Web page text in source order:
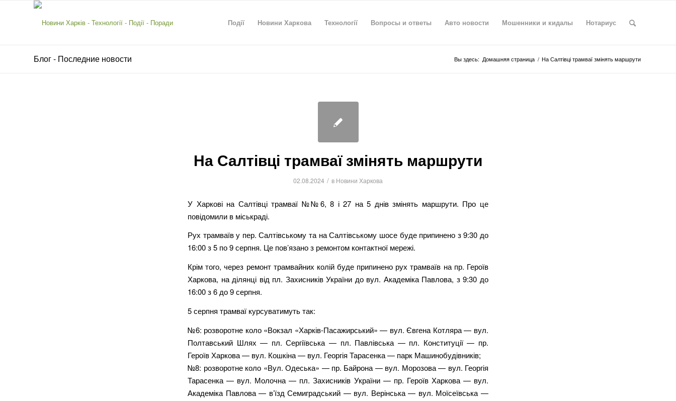
Події Новини Харкова Технології Вопросы и ответы Авто новости Мошенники и кидалы Нотариус
Блог - Последние новости Вы здесь: Домашняя страница / На Салтівці трамваї змінять маршрути
На Салтівці трамваї змінять маршрути
02.08.2024 / в Новини Харкова
У Харкові на Салтівці трамваї №№6, 8 і 27 на 5 днів змінять маршрути. Про це
повідомили в міськраді.
Рух трамваїв у пер. Салтівському та на Салтівському шосе буде припинено з 9:30 до
16:00 з 5 по 9 серпня. Це пов’язано з ремонтом контактної мережі.
Крім того, через ремонт трамвайних колій буде припинено рух трамваїв на пр. Героїв
Харкова, на ділянці від пл. Захисників України до вул. Академіка Павлова, з 9:30 до
16:00 з 6 до 9 серпня.
5 серпня трамваї курсуватимуть так:
№6: розворотне коло «Вокзал «Харків-Пасажирський» — вул. Євгена Котляра — вул.
Полтавський Шлях — пл. Сергіївська — пл. Павлівська — пл. Конституції — пр.
Героїв Харкова — вул. Кошкіна — вул. Георгія Тарасенка — парк Машинобудівників;
№8: розворотне коло «Вул. Одеська» — пр. Байрона — вул. Морозова — вул. Георгія
Тарасенка — вул. Молочна — пл. Захисників України — пр. Героїв Харкова — вул.
Академіка Павлова — в’їзд Семиградський — вул. Верінська — вул. Моїсеївська —